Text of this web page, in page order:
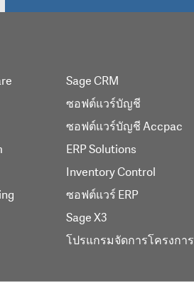
Sage CRM
ซอฟต์แวร์บัญชี
ซอฟต์แวร์บัญชี Accpac
ERP Solutions
Inventory Control
ซอฟต์แวร์ ERP
Sage X3
โปรแกรมจัดการโครงการ